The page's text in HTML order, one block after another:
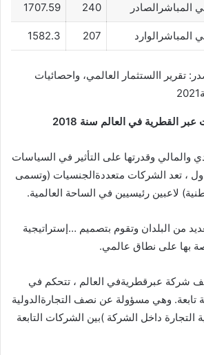
المباشرالصادر 240
1707.59
المباشرالوارد 207
1582.3
العالمي، واحصائيات
والمالي وقدرتها على التأثير في السياسات
، تعد الشركات متعددةالجنسيات (وتسمى
لاعبين رئيسيين في الساحة العالمية.
من البلدان وتقوم بتصميم …إستراتيجية
بها على نطاق عالمي.
حالًيا حوالي 60الف شركة عبرقطريةفي العالم ، تتحكم في
شركة تابعة. وهي مسؤولة عن نصف التجارةالدولية
التجارة داخل الشركة )بين الشركات التابعة